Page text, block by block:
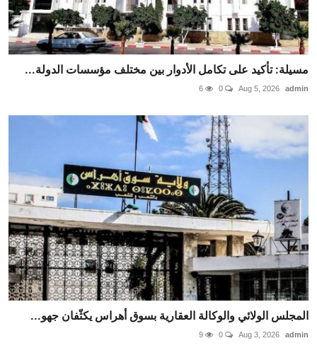
مسيلة: تأكيد على تكامل الأدوار بين مختلف مؤسسات الدولة...
admin
Aug 5, 2026
المجلس الولائي والوكالة العقارية بسوق أهراس يكثّفان جهو...
admin
Aug 3, 2026